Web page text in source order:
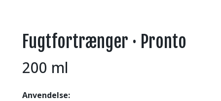
Fugtfortrænger · Pronto
200 ml
Anvendelse: